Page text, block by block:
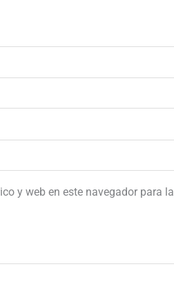
y web en este navegador para